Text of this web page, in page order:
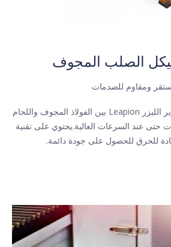
الصلب المجوف
ومقاوم للصدمات
يجمع التصميم الذكي لسرير الليزر Leapion بين الفولاذ المجوف واللحام
حتى عند السرعات العالية.يحتوي على تقنية
للحرق للحصول على جودة دائمة.